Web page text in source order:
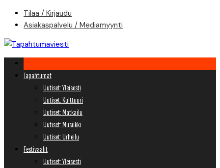
Skip
content
Tilaa / Kirjaudu
Asiakaspalvelu / Mediamyynti
Tapahtumat
Uutiset: Yleisesti
Uutiset: Kulttuuri
Uutiset: Matkailu
Uutiset: Musiikki
Uutiset: Urheilu
Festivaalit
Uutiset: Yleisesti